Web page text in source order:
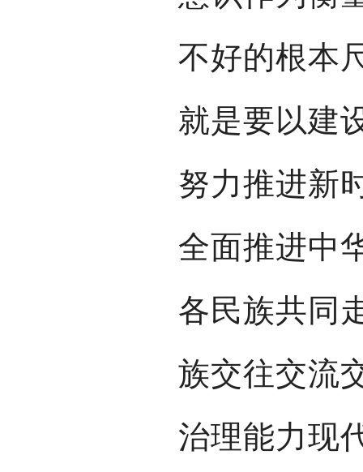
不好的根本
就是要以建
努力推进新
全面推进中
各民族共同
族交往交流
治理能力现